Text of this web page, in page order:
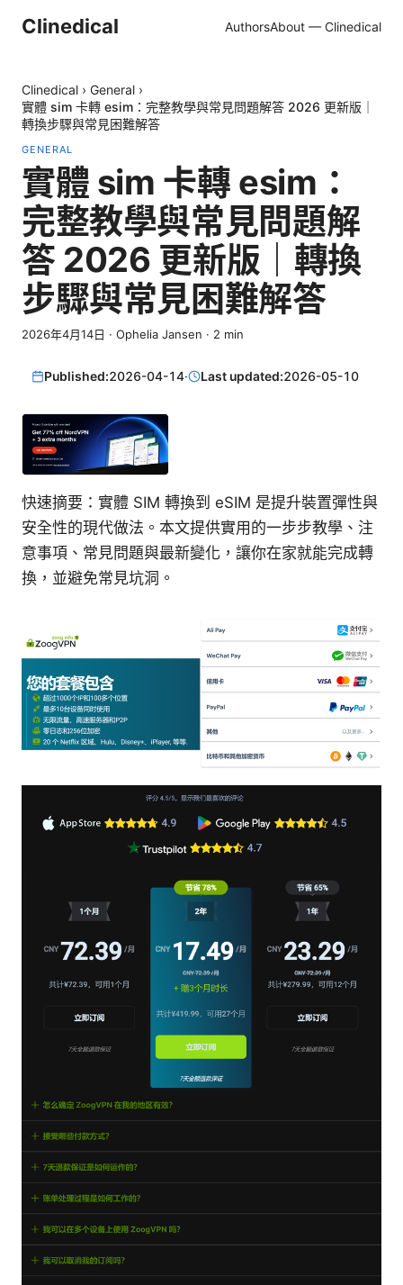
Clinedical AuthorsAbout — Clinedical
Clinedical › General ›
實體 sim 卡轉 esim：完整教學與常見問題解答 2026 更新版｜
轉換步驟與常見困難解答
GENERAL
實體 sim 卡轉 esim：
完整教學與常見問題解
答 2026 更新版｜轉換
步驟與常見困難解答
2026年4月14日 · Ophelia Jansen · 2 min
Published:2026-04-14· Last updated:2026-05-10
快速摘要：實體 SIM 轉換到 eSIM 是提升裝置彈性與
安全性的現代做法。本文提供實用的一步步教學、注
意事項、常見問題與最新變化，讓你在家就能完成轉
換，並避免常見坑洞。